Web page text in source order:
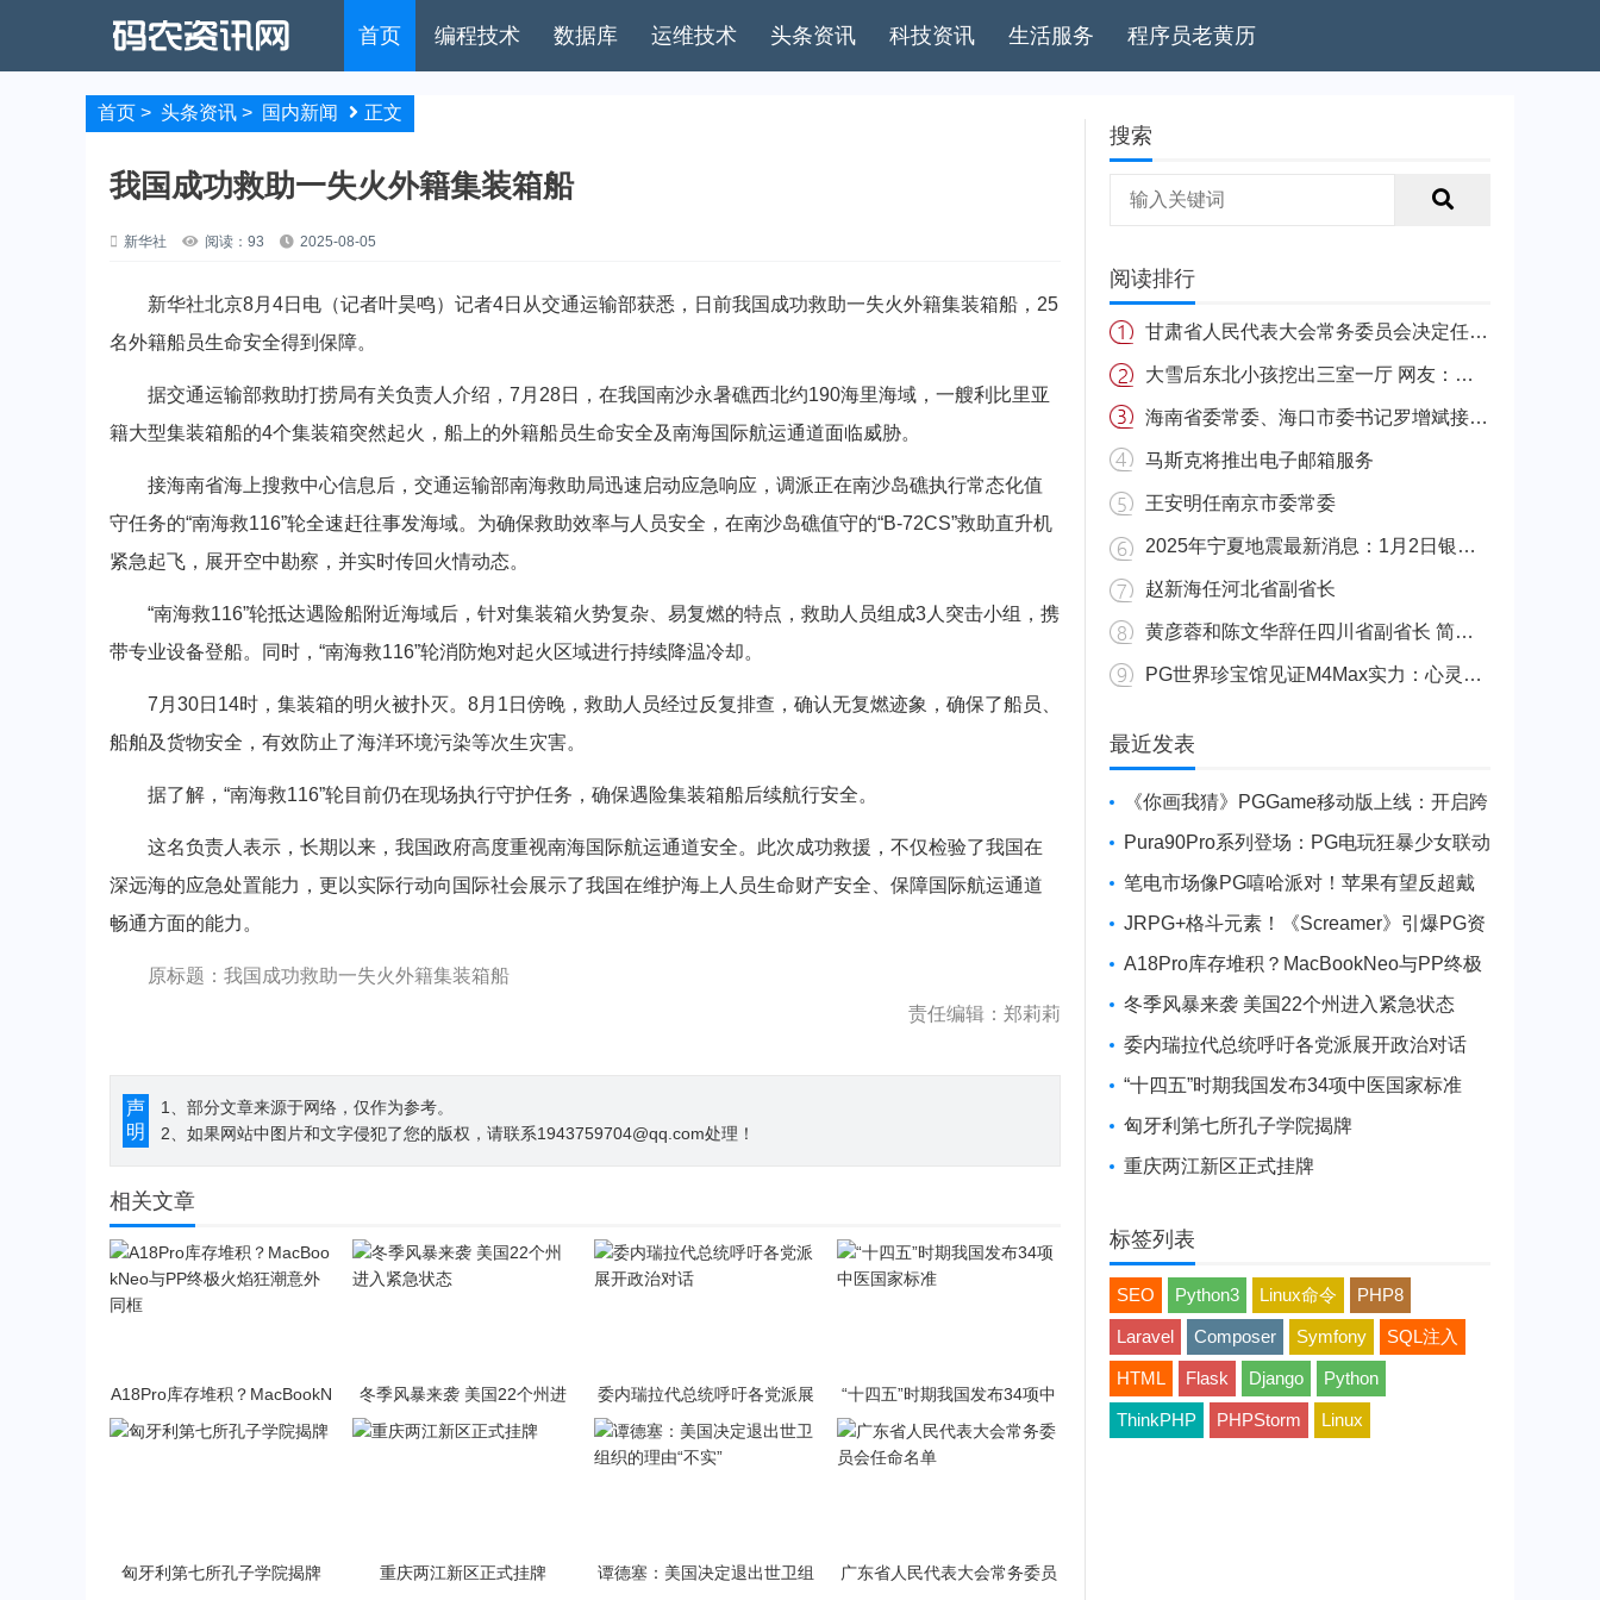
首页 编程技术 数据库 运维技术 头条资讯 科技资讯 生活服务 程序员老黄历
首页 > 头条资讯 > 国内新闻 正文
我国成功救助一失火外籍集装箱船
新华社 阅读：93 2025-08-05
新华社北京8月4日电（记者叶昊鸣）记者4日从交通运输部获悉，日前我国成功救助一失火外籍集装箱船，25
名外籍船员生命安全得到保障。
据交通运输部救助打捞局有关负责人介绍，7月28日，在我国南沙永暑礁西北约190海里海域，一艘利比里亚
籍大型集装箱船的4个集装箱突然起火，船上的外籍船员生命安全及南海国际航运通道面临威胁。
接海南省海上搜救中心信息后，交通运输部南海救助局迅速启动应急响应，调派正在南沙岛礁执行常态化值
守任务的“南海救116”轮全速赶往事发海域。为确保救助效率与人员安全，在南沙岛礁值守的“B-72CS”救助直升机
紧急起飞，展开空中勘察，并实时传回火情动态。
“南海救116”轮抵达遇险船附近海域后，针对集装箱火势复杂、易复燃的特点，救助人员组成3人突击小组，携
带专业设备登船。同时，“南海救116”轮消防炮对起火区域进行持续降温冷却。
7月30日14时，集装箱的明火被扑灭。8月1日傍晚，救助人员经过反复排查，确认无复燃迹象，确保了船员、
船舶及货物安全，有效防止了海洋环境污染等次生灾害。
据了解，“南海救116”轮目前仍在现场执行守护任务，确保遇险集装箱船后续航行安全。
这名负责人表示，长期以来，我国政府高度重视南海国际航运通道安全。此次成功救援，不仅检验了我国在
深远海的应急处置能力，更以实际行动向国际社会展示了我国在维护海上人员生命财产安全、保障国际航运通道
畅通方面的能力。
原标题：我国成功救助一失火外籍集装箱船
责任编辑：郑莉莉
声
明
1、部分文章来源于网络，仅作为参考。
2、如果网站中图片和文字侵犯了您的版权，请联系1943759704@qq.com处理！
相关文章
A18Pro库存堆积？MacBookN
eo与PP终极火焰狂潮意外同
框
冬季风暴来袭 美国22个州进
委内瑞拉代总统呼吁各党派展
“十四五”时期我国发布34项中
匈牙利第七所孔子学院揭牌 重庆两江新区正式挂牌
谭德塞：美国决定退出世卫组
广东省人民代表大会常务委员
搜索
阅读排行
甘肃省人民代表大会常务委员会决定任免名单
大雪后东北小孩挖出三室一厅 网友：南方的娃很羡慕
海南省委常委、海口市委书记罗增斌接受中央纪委国家监委纪律审查和监察调查
马斯克将推出电子邮箱服务
王安明任南京市委常委
2025年宁夏地震最新消息：1月2日银川发生4.8级地震
赵新海任河北省副省长
黄彦蓉和陈文华辞任四川省副省长 简历资料照片
PG世界珍宝馆见证M4Max实力：心灵杀手2竟轻松跑出80FPS！
最近发表
《你画我猜》PGGame移动版上线：开启跨
平台互动新玩法
Pura90Pro系列登场：PG电玩狂暴少女联动
旗舰性能升级
笔电市场像PG嘻哈派对！苹果有望反超戴
尔进前三
JRPG+格斗元素！《Screamer》引爆PG资
讯手游新焦点
A18Pro库存堆积？MacBookNeo与PP终极
火焰狂潮意外同框
冬季风暴来袭 美国22个州进入紧急状态
委内瑞拉代总统呼吁各党派展开政治对话
“十四五”时期我国发布34项中医国家标准
匈牙利第七所孔子学院揭牌
重庆两江新区正式挂牌
标签列表
SEO Python3 Linux命令 PHP8
Laravel Composer Symfony SQL注入
HTML Flask Django Python
ThinkPHP PHPStorm Linux